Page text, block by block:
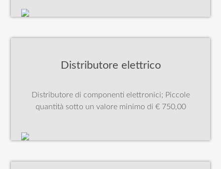
Distributore elettrico
Distributore di componenti elettronici; Piccole
quantità sotto un valore minimo di € 750,00